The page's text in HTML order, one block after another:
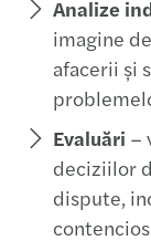
Analize
imagine
afacerii și
Evaluări –
deciziilor
dispute,